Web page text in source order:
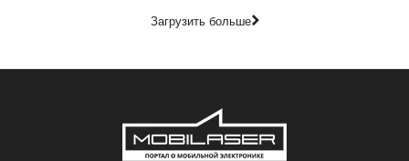
Загрузить больше